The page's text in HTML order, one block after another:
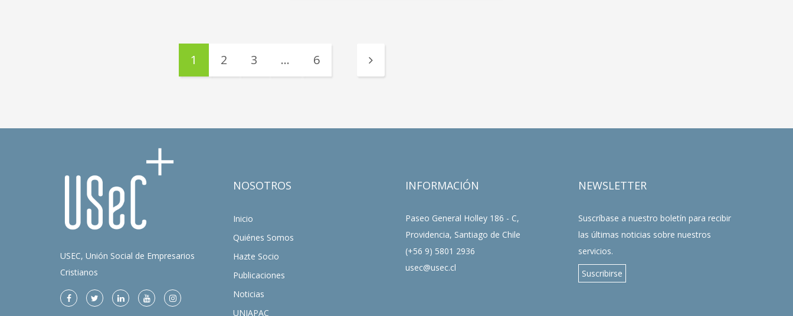
1 2 3 … 6
USEC, Unión Social de Empresarios
Cristianos
NOSOTROS
Inicio
Quiénes Somos
Hazte Socio
Publicaciones
Noticias
UNIAPAC
INFORMACIÓN
Paseo General Holley 186 - C,
Providencia, Santiago de Chile
(+56 9) 5801 2936
usec@usec.cl
NEWSLETTER
Suscríbase a nuestro boletín para recibir
las últimas noticias sobre nuestros
servicios.
Suscribirse